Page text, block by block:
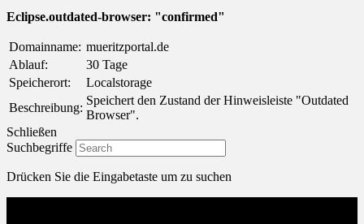
Eclipse.outdated-browser: "confirmed"
Domainname: mueritzportal.de
Ablauf:
30 Tage
Speicherort:
Localstorage
Beschreibung:
Speichert den Zustand der Hinweisleiste "Outdated
Browser".
Schließen
Suchbegriffe
Drücken Sie die Eingabetaste um zu suchen